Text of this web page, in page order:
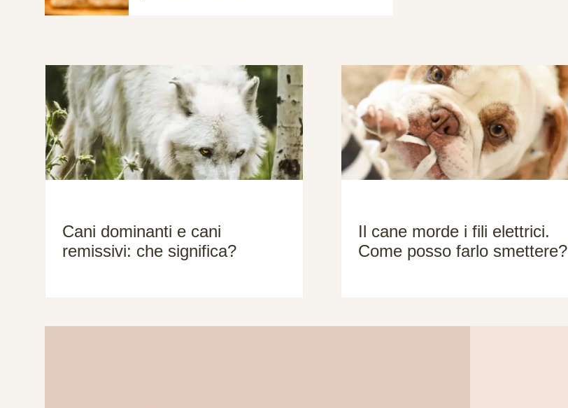
Cani dominanti e cani
remissivi: che significa?
Il cane morde i fili elettrici.
Come posso farlo smettere?